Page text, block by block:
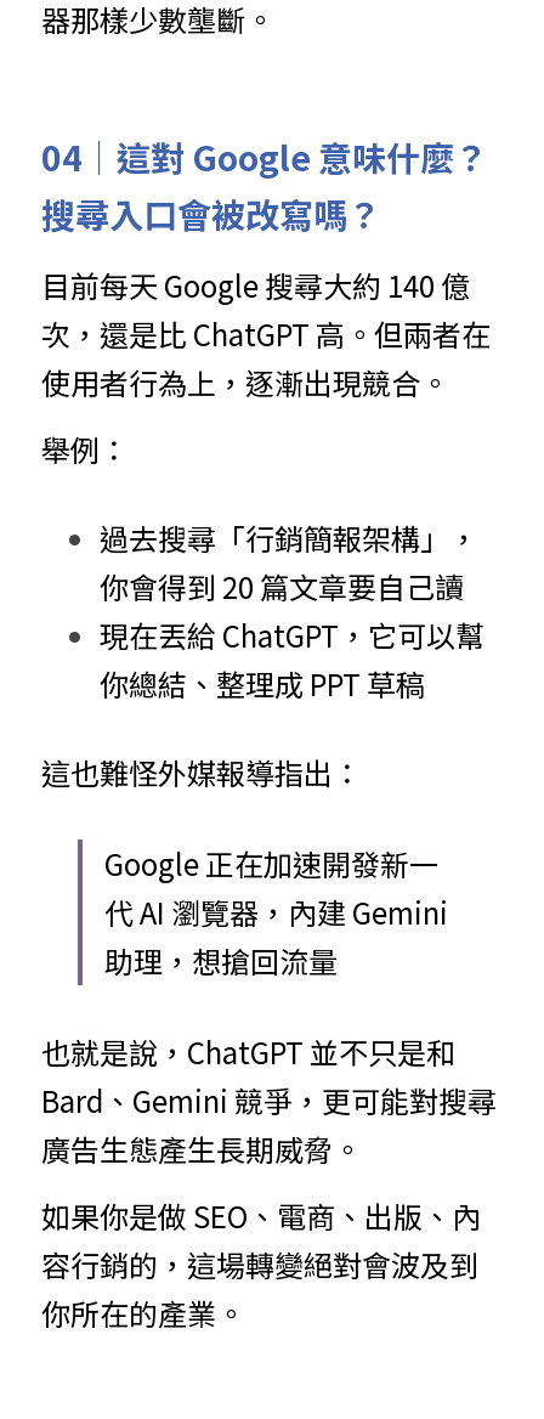
器那樣少數壟斷。
04｜這對 Google 意味什麼？
搜尋入口會被改寫嗎？
目前每天 Google 搜尋大約 140 億
次，還是比 ChatGPT 高。但兩者在
使用者行為上，逐漸出現競合。
舉例：
過去搜尋「行銷簡報架構」，
你會得到 20 篇文章要自己讀
現在丟給 ChatGPT，它可以幫
你總結、整理成 PPT 草稿
這也難怪外媒報導指出：
Google 正在加速開發新一
代 AI 瀏覽器，內建 Gemini
助理，想搶回流量
也就是說，ChatGPT 並不只是和
Bard、Gemini 競爭，更可能對搜尋
廣告生態產生長期威脅。
如果你是做 SEO、電商、出版、內
容行銷的，這場轉變絕對會波及到
你所在的產業。